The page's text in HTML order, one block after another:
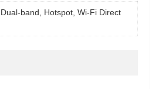
Dual-band, Hotspot, Wi-Fi Direct